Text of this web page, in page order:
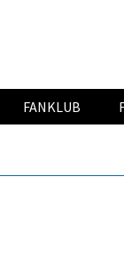
FANKLUB